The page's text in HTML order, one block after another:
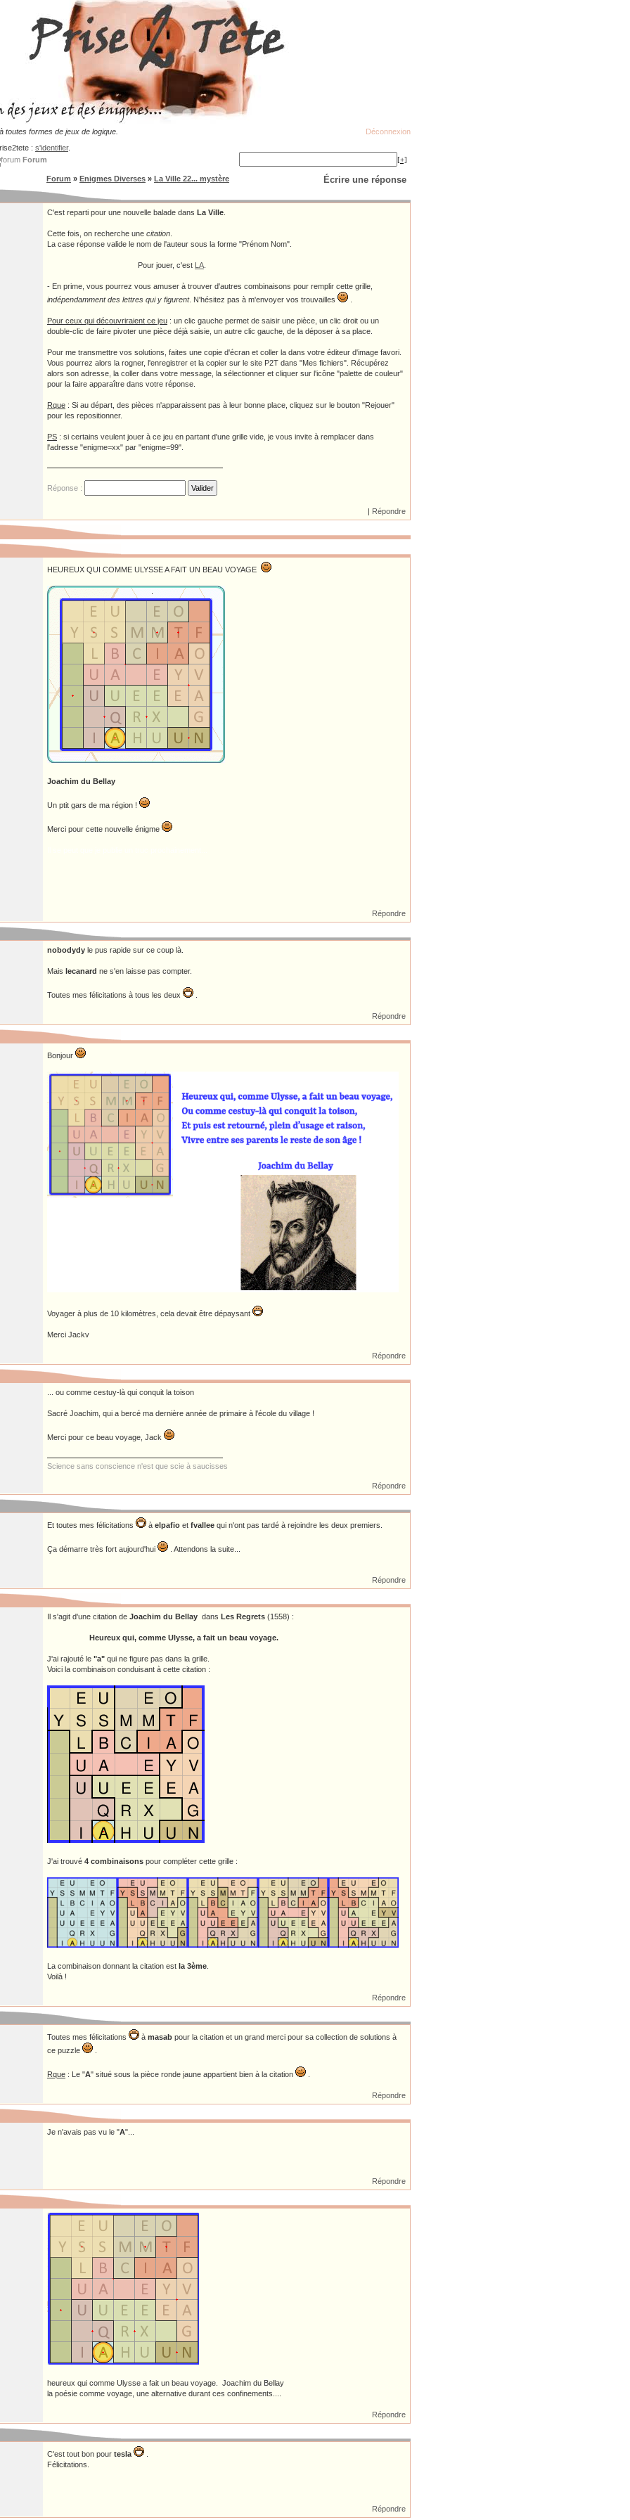
toutes formes de jeux de logique.
Déconnexion
: s'identifier.
Forum [+]
Écrire une réponse
Forum » Enigmes Diverses » La Ville 22... mystère
C'est reparti pour une nouvelle balade dans La Ville
Cette fois, on recherche une citation
La case réponse valide le nom de l'auteur sous la forme "Prénom Nom".
Pour jouer, c'est LA
- En prime, vous pourrez vous amuser à trouver d'autres combinaisons pour remplir cette grille,
indépendamment des lettres qui y figurent. N'hésitez pas à m'envoyer vos trouvailles
Pour ceux qui découvriraient ce jeu : un clic gauche permet de saisir une pièce, un clic droit ou un
double-clic de faire pivoter une pièce déjà saisie, un autre clic gauche, de la déposer à sa place.
Pour me transmettre vos solutions, faites une copie d'écran et coller la dans votre éditeur d'image favori.
Vous pourrez alors la rogner, l'enregistrer et la copier sur le site P2T dans "Mes fichiers". Récupérez
alors son adresse, la coller dans votre message, la sélectionner et cliquer sur l'icône "palette de couleur"
pour la faire apparaître dans votre réponse.
Rque : Si au départ, des pièces n'apparaissent pas à leur bonne place, cliquez sur le bouton "Rejouer"
pour les repositionner.
PS : si certains veulent jouer à ce jeu en partant d'une grille vide, je vous invite à remplacer dans
l'adresse "enigme=xx" par "enigme=99".
Réponse :
| Répondre
HEUREUX QUI COMME ULYSSE A FAIT UN BEAU VOYAGE
Joachim du Bellay
Un ptit gars de ma région !
Merci pour cette nouvelle énigme
Répondre
nobodydy le pus rapide sur ce coup là.
Mais lecanard ne s'en laisse pas compter.
Toutes mes félicitations à tous les deux
Répondre
Bonjour
Voyager à plus de 10 kilomètres, cela devait être dépaysant
Merci Jackv
Répondre
... ou comme cestuy-là qui conquit la toison
Sacré Joachim, qui a bercé ma dernière année de primaire à l'école du village !
Merci pour ce beau voyage, Jack
Science sans conscience n'est que scie à saucisses
Répondre
Et toutes mes félicitations à elpafio et fvallee qui n'ont pas tardé à rejoindre les deux premiers.
Ça démarre très fort aujourd'hui . Attendons la suite...
Répondre
Il s'agit d'une citation de Joachim du Bellay dans Les Regrets (1558) :
Heureux qui, comme Ulysse, a fait un beau voyage.
J'ai rajouté le "a" qui ne figure pas dans la grille.
Voici la combinaison conduisant à cette citation :
J'ai trouvé 4 combinaisons pour compléter cette grille :
La combinaison donnant la citation est la 3ème.
Voilà !
Répondre
Toutes mes félicitations à masab pour la citation et un grand merci pour sa collection de solutions à
ce puzzle
.
Rque : Le "A" situé sous la pièce ronde jaune appartient bien à la citation .
Répondre
Je n'avais pas vu le "A"...
Répondre
heureux qui comme Ulysse a fait un beau voyage. Joachim du Bellay
la poésie comme voyage, une alternative durant ces confinements....
Répondre
C'est tout bon pour tesla
.
Félicitations.
Répondre